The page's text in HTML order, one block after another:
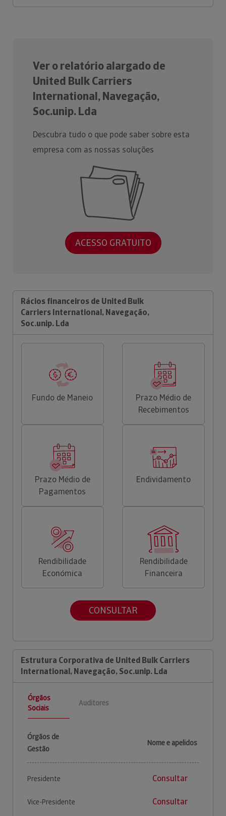
Ver o relatório alargado de
United Bulk Carriers
International, Navegação,
Soc.unip. Lda
Descubra tudo o que pode saber sobre esta
empresa com as nossas soluções
ACESSO GRATUITO
Rácios financeiros de United Bulk
Carriers International, Navegação,
Soc.unip. Lda
Fundo de Maneio
Prazo Médio de
Recebimentos
Prazo Médio de
Pagamentos
Endividamento
Rendibilidade
Económica
Rendibilidade
Financeira
CONSULTAR
Estrutura Corporativa de United Bulk Carriers
International, Navegação, Soc.unip. Lda
Órgãos
Sociais
Auditores
Órgãos de
Gestão
Nome e apelidos
Presidente Consultar
Vice-Presidente Consultar